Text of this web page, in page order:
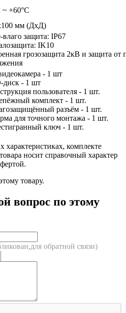
~ +60°С
мм (ДхД)
защита: IP67
IK10
грозозащита 2кВ и защита от
- 1 шт
диск - 1 шт
пользователя - 1 шт.
комплект - 1 шт.
разъём - 1 шт.
для точного монтажа - 1 шт.
ключ - 1 шт.
комплекте
носит справочный характер
товару.
вопрос по этому
обратной связи)